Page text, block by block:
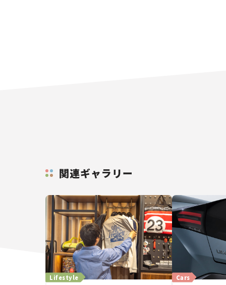
関連ギャラリー
Lifestyle Cars